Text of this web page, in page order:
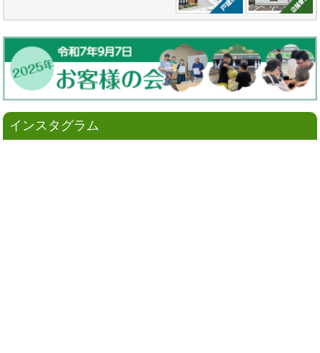
インスタグラム